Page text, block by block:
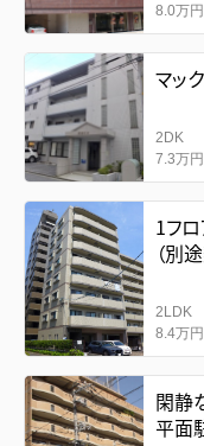
8.0万円
マッ
2DK
7.3万円
1フ
（別
2LDK
8.4万円
閑静
平面